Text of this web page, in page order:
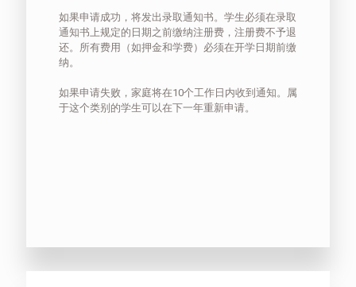
如果申请成功，将发出录取通知书。学生必须在录取
通知书上规定的日期之前缴纳注册费，注册费不予退
还。所有费用（如押金和学费）必须在开学日期前缴
纳。
如果申请失败，家庭将在10个工作日内收到通知。属
于这个类别的学生可以在下一年重新申请。